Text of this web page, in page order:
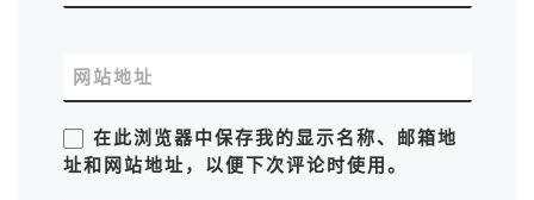
网站地址
在此浏览器中保存我的显示名称、邮箱地
址和网站地址，以便下次评论时使用。